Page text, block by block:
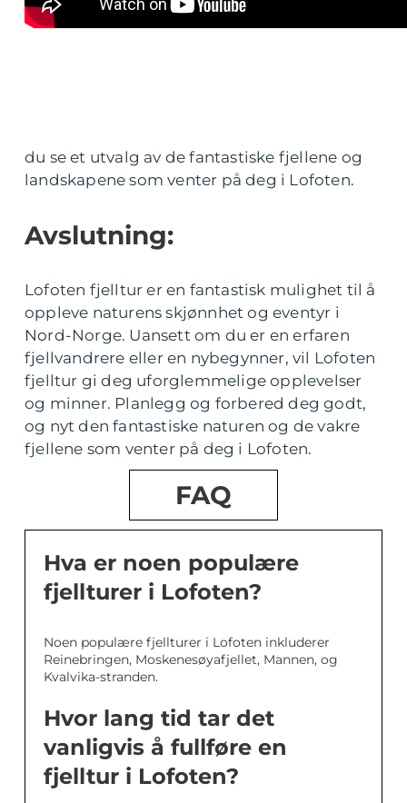
du se et utvalg av de fantastiske fjellene og
landskapene som venter på deg i Lofoten.
Avslutning:
Lofoten fjelltur er en fantastisk mulighet til å
oppleve naturens skjønnhet og eventyr i
Nord-Norge. Uansett om du er en erfaren
fjellvandrere eller en nybegynner, vil Lofoten
fjelltur gi deg uforglemmelige opplevelser
og minner. Planlegg og forbered deg godt,
og nyt den fantastiske naturen og de vakre
fjellene som venter på deg i Lofoten.
FAQ
Hva er noen populære
fjellturer i Lofoten?
Noen populære fjellturer i Lofoten inkluderer
Reinebringen, Moskenesøyafjellet, Mannen, og
Kvalvika-stranden.
Hvor lang tid tar det
vanligvis å fullføre en
fjelltur i Lofoten?